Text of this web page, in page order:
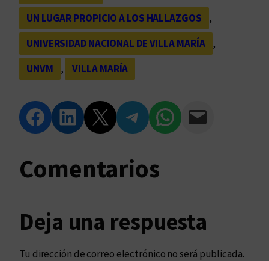
UN LUGAR PROPICIO A LOS HALLAZGOS
,
UNIVERSIDAD NACIONAL DE VILLA MARÍA
,
UNVM
, VILLA MARÍA
Compartir en Facebook Compartir en LinkedIn Compartir en Twitter Compartir en Telegram Compartir en WhatsApp Compartir vía Email
Comentarios
Deja una respuesta
Tu dirección de correo electrónico no será publicada.